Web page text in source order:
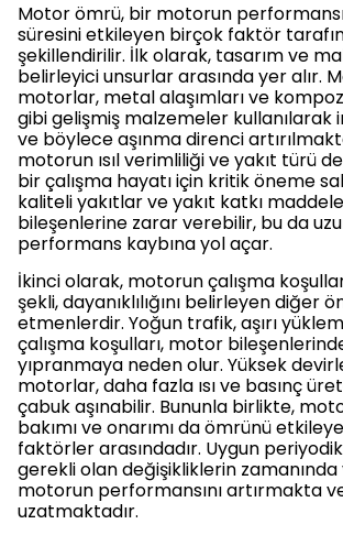
Motor ömrü, bir motorun
süresini etkileyen birçok faktör
şekillendirilir. İlk olarak, tasarım ve
belirleyici unsurlar arasında yer alır.
motorlar, metal alaşımları ve
gibi gelişmiş malzemeler kullanılarak
ve böylece aşınma direnci
motorun ısıl verimliliği ve yakıt türü
bir çalışma hayatı için kritik öneme
kaliteli yakıtlar ve yakıt katkı
bileşenlerine zarar verebilir, bu da
performans kaybına yol açar.
İkinci olarak, motorun çalışma
şekli, dayanıklılığını belirleyen diğer
etmenlerdir. Yoğun trafik, aşırı
çalışma koşulları, motor
yıpranmaya neden olur. Yüksek
motorlar, daha fazla ısı ve basınç
çabuk aşınabilir. Bununla birlikte,
bakımı ve onarımı da ömrünü
faktörler arasındadır. Uygun
gerekli olan değişikliklerin zamanında
motorun performansını artırmakta
uzatmaktadır.